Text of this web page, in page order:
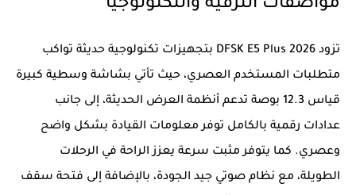
مواصفات الترفيه والتكنولوجيا
تزود DFSK E5 Plus 2026 بتجهيزات تكنولوجية حديثة تواكب
متطلبات المستخدم العصري، حيث تأتي بشاشة وسطية كبيرة
قياس 12.3 بوصة تدعم أنظمة العرض الحديثة، إلى جانب
عدادات رقمية بالكامل توفر معلومات القيادة بشكل واضح
وعصري. كما يتوفر مثبت سرعة يعزز الراحة في الرحلات
الطويلة، مع نظام صوتي جيد الجودة، بالإضافة إلى فتحة سقف